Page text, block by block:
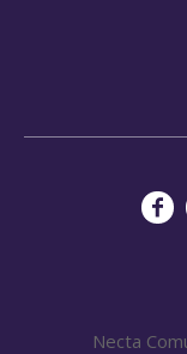
Necta